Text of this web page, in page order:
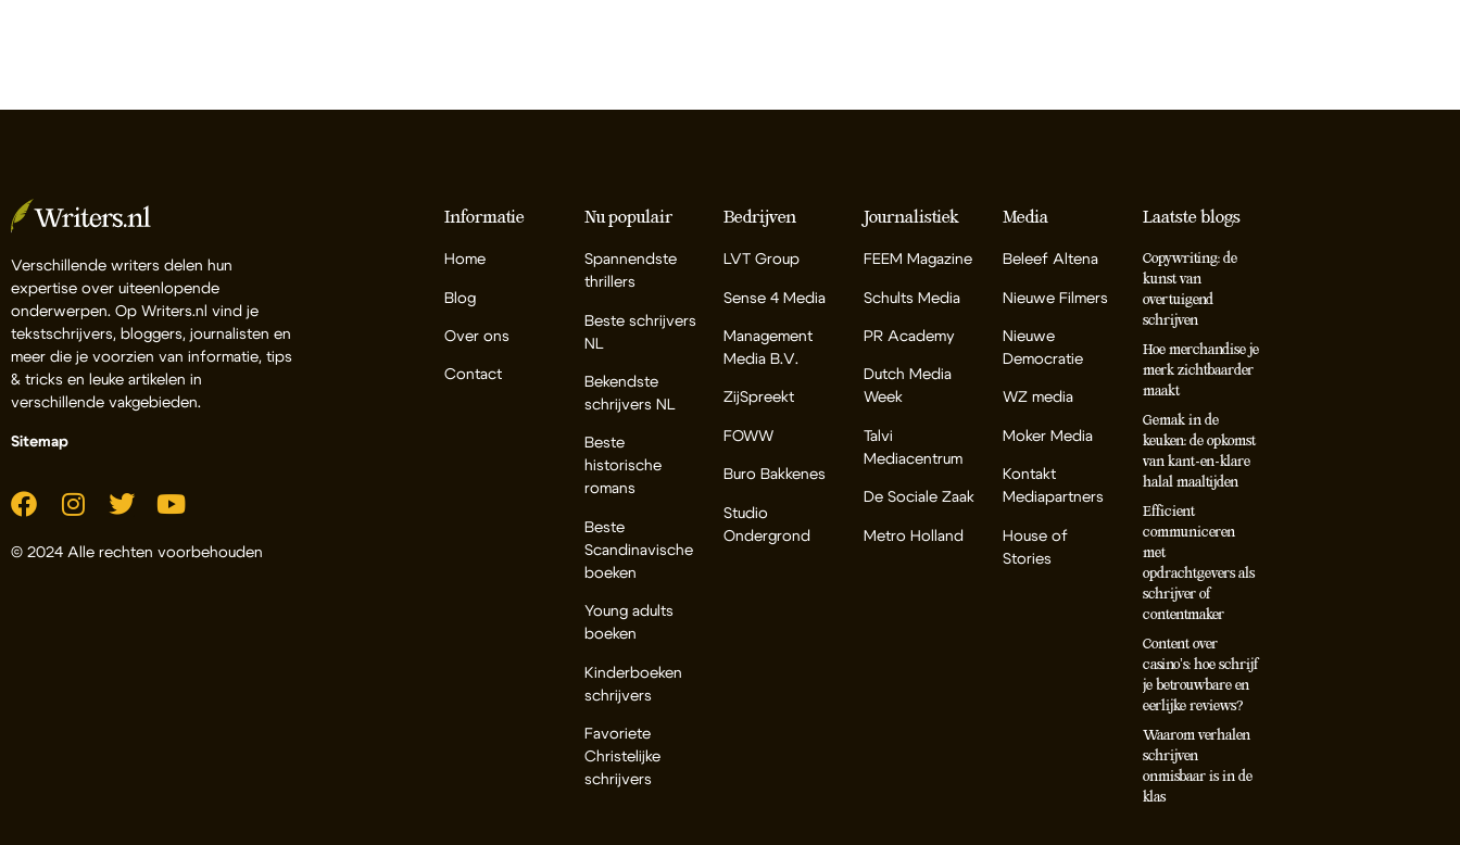
Verschillende writers delen hun
expertise over uiteenlopende
onderwerpen. Op Writers.nl vind je
tekstschrijvers, bloggers, journalisten en
meer die je voorzien van informatie, tips
& tricks en leuke artikelen in
verschillende vakgebieden.
Sitemap
© 2024 Alle rechten voorbehouden
Informatie
Home
Blog
Over ons
Contact
Nu populair
Spannendste
thrillers
Beste schrijvers
NL
Bekendste
schrijvers NL
Beste
historische
romans
Beste
Scandinavische
boeken
Young adults
boeken
Kinderboeken
schrijvers
Favoriete
Christelijke
schrijvers
Bedrijven
LVT Group
Sense 4 Media
Management
Media B.V.
ZijSpreekt
FOWW
Buro Bakkenes
Studio
Ondergrond
Journalistiek
FEEM Magazine
Schults Media
PR Academy
Dutch Media
Week
Talvi
Mediacentrum
De Sociale Zaak
Metro Holland
Media
Beleef Altena
Nieuwe Filmers
Nieuwe
Democratie
WZ media
Moker Media
Kontakt
Mediapartners
House of
Stories
Laatste blogs
Copywriting: de
kunst van
overtuigend
schrijven
Hoe merchandise je
merk zichtbaarder
maakt
Gemak in de
keuken: de opkomst
van kant-en-klare
halal maaltijden
Efficient
communiceren
met
opdrachtgevers als
schrijver of
contentmaker
Content over
casino’s: hoe schrijf
je betrouwbare en
eerlijke reviews?
Waarom verhalen
schrijven
onmisbaar is in de
klas